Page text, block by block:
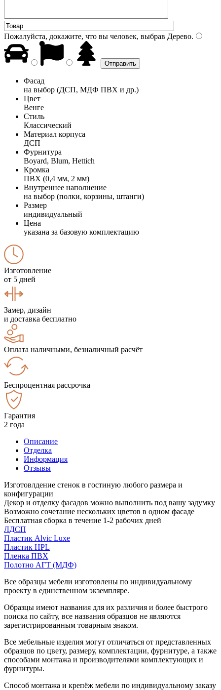
Пожалуйста, докажите, что вы человек, выбрав Дерево.
Фасад
на выбор (ДСП, МДФ ПВХ и др.)
Цвет
Венге
Стиль
Классический
Материал корпуса
ДСП
Фурнитура
Boyard, Blum, Hettich
Кромка
ПВХ (0,4 мм, 2 мм)
Внутреннее наполнение
на выбор (полки, корзины, штанги)
Размер
индивидуальный
Цена
указана за базовую комплектацию
Изготовление
от 5 дней
Замер, дизайн
и доставка бесплатно
Оплата наличными, безналичный расчёт
Беспроцентная рассрочка
Гарантия
2 года
Описание
Отделка
Информация
Отзывы
Изготовлдение стенок в гостиную любого размера и
конфигурации
Декор и отделку фасадов можно выполнить под вашу задумку
Возможно сочетание нескольких цветов в одном фасаде
Бесплатная сборка в течение 1-2 рабочих дней
ЛДСП
Пластик Alvic Luxe
Пластик HPL
Пленка ПВХ
Полотно АГТ (МДФ)
Все образцы мебели изготовлены по индивидуальному
проекту в единственном экземпляре.
Образцы имеют названия для их различия и более быстрого
поиска по сайту, все названия образцов не являются
зарегистрированным товарным знаком.
Все мебельные изделия могут отличаться от представленных
образцов по цвету, размеру, комплектации, фурнитуре, а также
способами монтажа и производителями комплектующих и
фурнитуры.
Способ монтажа и крепёж мебели по индивидуальному заказу